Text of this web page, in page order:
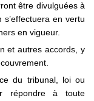
être divulguées à
en vertu
en vigueur.
et autres accords, y
du tribunal, loi ou
répondre à toute